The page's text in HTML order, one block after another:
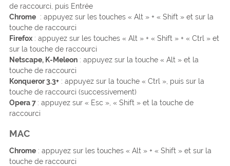
de raccourci, puis Entrée
Chrome: appuyez sur les touches « Alt » + « Shift » et sur la
touche de raccourci
Firefox: appuyez sur les touches « Alt » + « Shift » + « Ctrl » et
sur la touche de raccourci
Netscape, K-Meleon: appuyez sur la touche « Alt » et la
touche de raccourci
Konqueror 3.3+: appuyez sur la touche « Ctrl », puis sur la
touche de raccourci (successivement)
Opera 7 : appuyez sur « Esc », « Shift » et la touche de
raccourci
MAC
Chrome: appuyez sur les touches « Alt » + « Shift » et sur la
touche de raccourci